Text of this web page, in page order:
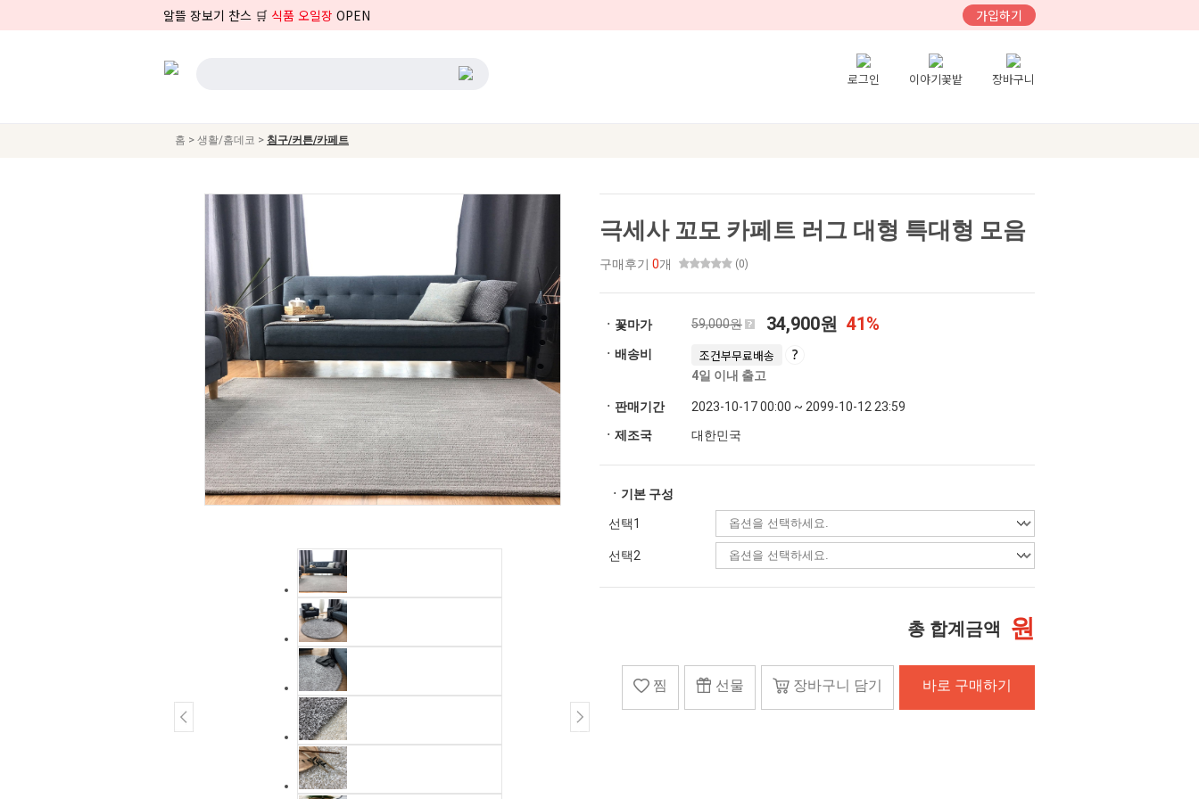
알뜰 장보기 찬스 🛒 식품 오일장 OPEN 가입하기
로그인 이야기꽃밭 장바구니
홈 > 생활/홈데코 > 침구/커튼/카페트
극세사 꼬모 카페트 러그 대형 특대형 모음
구매후기 0개 (0)
ㆍ꽃마가 59,000원 34,900원 41%
ㆍ배송비 조건부무료배송
4일 이내 출고
ㆍ판매기간
2023-10-17 00:00 ~ 2099-10-12 23:59
ㆍ제조국
대한민국
ㆍ기본 구성
선택1
선택2
총 합계금액 원
찜 선물 장바구니 담기 바로 구매하기